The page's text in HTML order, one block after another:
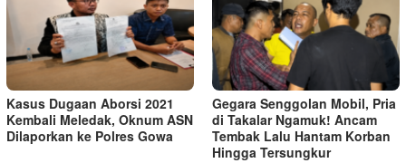
Kasus Dugaan Aborsi 2021
Kembali Meledak, Oknum ASN
Dilaporkan ke Polres Gowa
Gegara Senggolan Mobil, Pria
di Takalar Ngamuk! Ancam
Tembak Lalu Hantam Korban
Hingga Tersungkur